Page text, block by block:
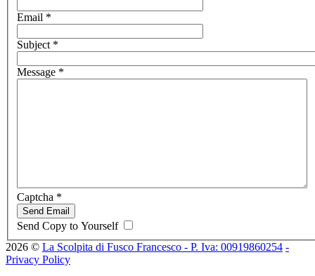
Email *
Subject *
Message *
Captcha *
Send Email
Send Copy to Yourself
2026 © La Scolpita di Fusco Francesco - P. Iva: 00919860254 -
Privacy Policy